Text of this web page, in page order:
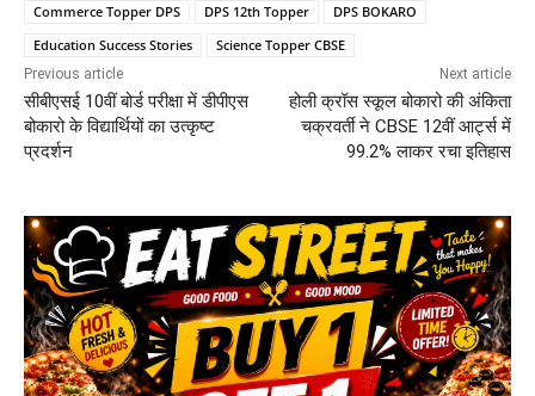
Commerce Topper DPS
DPS 12th Topper
DPS BOKARO
Education Success Stories
Science Topper CBSE
Previous article
सीबीएसई 10वीं बोर्ड परीक्षा में डीपीएस
बोकारो के विद्यार्थियों का उत्कृष्ट
प्रदर्शन
Next article
होली क्रॉस स्कूल बोकारो की अंकिता
चक्रवर्ती ने CBSE 12वीं आर्ट्स में
99.2% लाकर रचा इतिहास